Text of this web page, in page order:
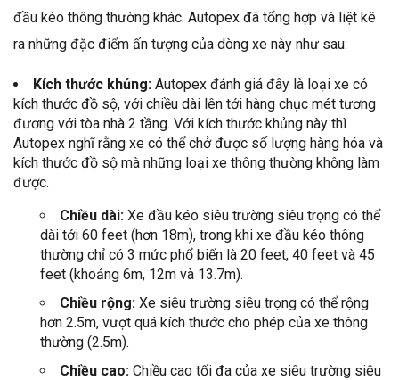
đầu kéo thông thường khác. Autopex đã tổng hợp và liệt kê
ra những đặc điểm ấn tượng của dòng xe này như sau:
Kích thước khủng: Autopex đánh giá đây là loại xe có
kích thước đồ sộ, với chiều dài lên tới hàng chục mét tương
đương với tòa nhà 2 tầng. Với kích thước khủng này thì
Autopex nghĩ rằng xe có thể chở được số lượng hàng hóa và
kích thước đồ sộ mà những loại xe thông thường không làm
được.
Chiều dài: Xe đầu kéo siêu trường siêu trọng có thể
dài tới 60 feet (hơn 18m), trong khi xe đầu kéo thông
thường chỉ có 3 mức phổ biến là 20 feet, 40 feet và 45
feet (khoảng 6m, 12m và 13.7m).
Chiều rộng: Xe siêu trường siêu trọng có thể rộng
hơn 2.5m, vượt quá kích thước cho phép của xe thông
thường (2.5m).
Chiều cao: Chiều cao tối đa của xe siêu trường siêu